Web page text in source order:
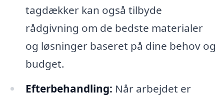
tagdækker kan også tilbyde
rådgivning om de bedste materialer
og løsninger baseret på dine behov og
budget.
Efterbehandling: Når arbejdet er